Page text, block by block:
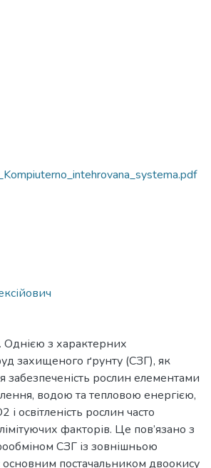
Однією з характерних
захищеного ґрунту (СЗГ), як
забезпеченість рослин елементами
водою та тепловою енергією,
освітленість рослин часто
факторів. Це пов’язано з
СЗГ із зовнішньою
постачальником двоокису